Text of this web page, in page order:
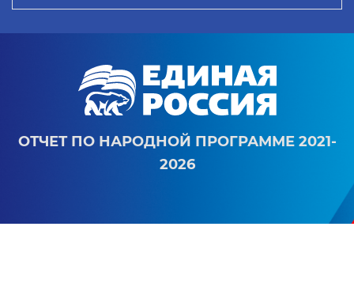
ОТЧЕТ ПО НАРОДНОЙ ПРОГРАММЕ 2021-
2026